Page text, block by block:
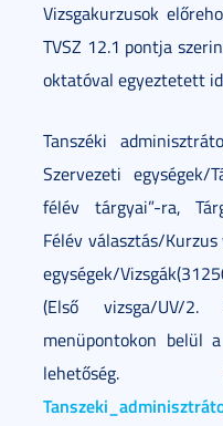
Vizsgakurzusok
TVSZ 12.1 pontja
oktatóval egyeztetett
Tanszéki
Szervezeti egységek/
félév tárgyai”-ra,
Félév választás/
egységek/
(Első vizsga/UV/
menüpontokon belül
lehetőség.